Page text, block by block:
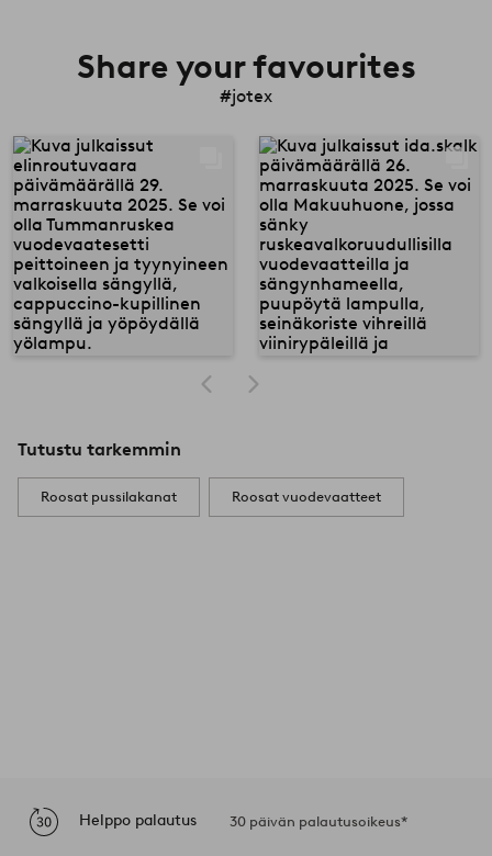
Share your favourites
#jotex
Tutustu tarkemmin
Roosat pussilakanat Roosat vuodevaatteet
Helppo palautus 30 päivän palautusoikeus*